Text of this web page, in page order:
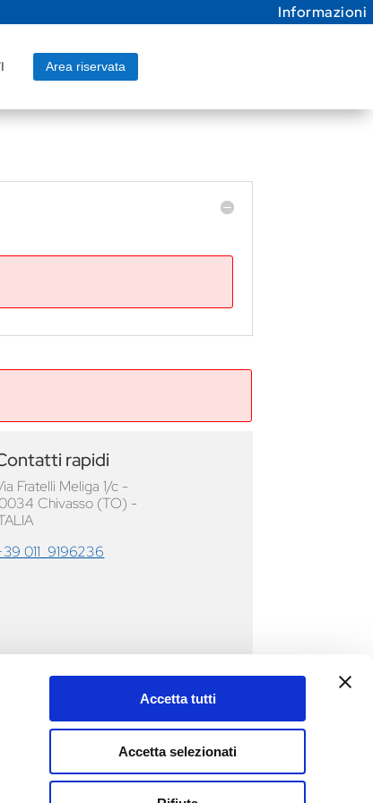
Accetta tutti
Accetta selezionati
Informazioni
Area riservata
rapidi
Fratelli Meliga 1/c -
Chivasso (TO) -
011 9196236